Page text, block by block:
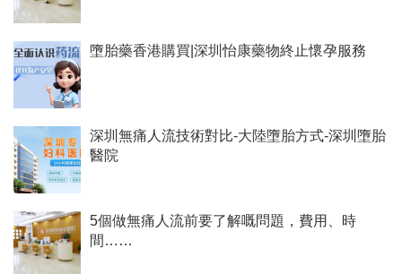
墮胎藥香港購買|深圳怡康藥物終止懷孕服務
深圳無痛人流技術對比-大陸墮胎方式-深圳墮胎
醫院
5個做無痛人流前要了解嘅問題，費用、時
間……